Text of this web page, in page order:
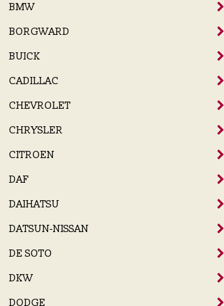
BMW
BORGWARD
BUICK
CADILLAC
CHEVROLET
CHRYSLER
CITROEN
DAF
DAIHATSU
DATSUN-NISSAN
DE SOTO
DKW
DODGE